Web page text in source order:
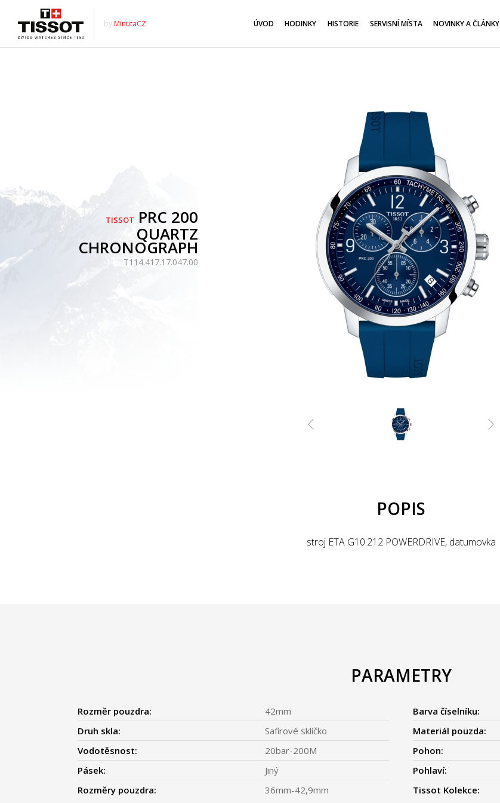
by MinutaCZ ÚVOD HODINKY HISTORIE SERVISNÍ MÍSTA NOVINKY A ČLÁNKY
TISSOT PRC 200
QUARTZ
CHRONOGRAPH
T114.417.17.047.00
POPIS
stroj ETA G10.212 POWERDRIVE, datumovka
PARAMETRY
Rozměr pouzdra:
42mm
Druh skla:
Safírové sklíčko
Vodotěsnost:
20bar-200M
Pásek:
Jiný
Rozměry pouzdra:
36mm-42,9mm
Barva číselníku:
Materiál pouzda:
Pohon:
Pohlaví:
Tissot Kolekce: